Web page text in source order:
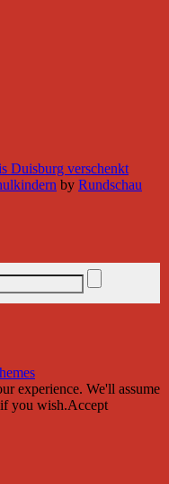
Duisburg verschenkt
by Rundschau
experience. We'll assume
you wish.Accept